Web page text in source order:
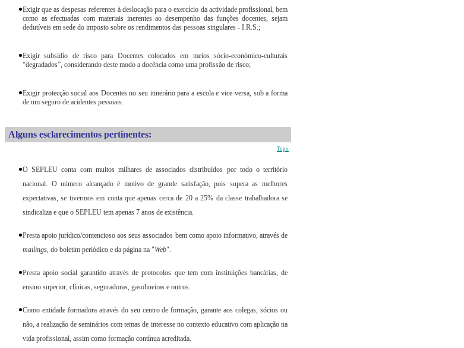
Exigir que as despesas referentes à deslocação para o exercício da actividade profissional, bem
como as efectuadas com materiais inerentes ao desempenho das funções docentes, sejam
dedutíveis em sede do imposto sobre os rendimentos das pessoas singulares - I.R.S.;
Exigir subsídio de risco para Docentes colocados em meios sócio-económico-culturais
“degradados”, considerando deste modo a docência como uma profissão de risco;
Exigir protecção social aos Docentes no seu itinerário para a escola e vice-versa, sob a forma
de um seguro de acidentes pessoais.
Alguns esclarecimentos pertinentes:
Topo
O SEPLEU conta com muitos milhares de associados distribuídos por todo o território
nacional. O número alcançado é motivo de grande satisfação, pois supera as melhores
expectativas, se tivermos em conta que apenas cerca de 20 a 25% da classe trabalhadora se
sindicaliza e que o SEPLEU tem apenas 7 anos de existência.
Presta apoio jurídico/contencioso aos seus associados bem como apoio informativo, através de
mailings, do boletim periódico e da página na "Web".
Presta apoio social garantido através de protocolos que tem com instituições bancárias, de
ensino superior, clínicas, seguradoras, gasolineiras e outros.
Como entidade formadora através do seu centro de formação, garante aos colegas, sócios ou
não, a realização de seminários com temas de interesse no contexto educativo com aplicação na
vida profissional, assim como formação contínua acreditada.